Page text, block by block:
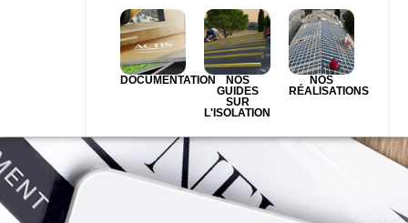
DOCUMENTATION
NOS
GUIDES
SUR
L'ISOLATION
NOS
RÉALISATIONS